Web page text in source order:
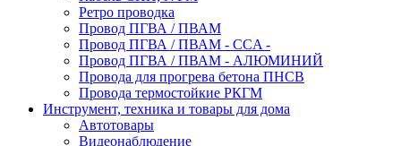
Ретро проводка
Провод ПГВА / ПВАМ
Провод ПГВА / ПВАМ - CCA -
Провод ПГВА / ПВАМ - АЛЮМИНИЙ
Провода для прогрева бетона ПНСВ
Провода термостойкие РКГМ
Инструмент, техника и товары для дома
Автотовары
Видеонаблюдение